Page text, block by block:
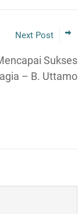
Next Post
Sukses
– B. Uttamo